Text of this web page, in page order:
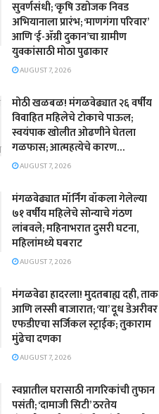
सुवर्णसंधी; ‘कृषि उद्योजक निवड
अभियानाला प्रारंभ; ‘माणगंगा परिवार’
आणि ‘ई-ॲग्री दुकान’चा ग्रामीण
युवकांसाठी मोठा पुढाकार
AUGUST 7, 2026
मोठी खळबळ! मंगळवेढ्यात २६ वर्षीय
विवाहित महिलेचे टोकाचे पाऊल;
स्वयंपाक खोलीत ओढणीने घेतला
गळफास; आत्महत्येचे कारण…
AUGUST 7, 2026
मंगळवेढ्यात मॉर्निंग वॉकला गेलेल्या
७१ वर्षीय महिलेचे सोन्याचे गंठण
लांबवले; महिनाभरात दुसरी घटना,
महिलांमध्ये घबराट
AUGUST 7, 2026
​मंगळवेढा हादरला! मुदतबाह्य दही, ताक
आणि लस्सी बाजारात; ‘या’ दूध डेअरीवर
एफडीएचा सर्जिकल स्ट्राईक; ​तुकाराम
मुंढेचा दणका
AUGUST 7, 2026
स्वप्नातील घरासाठी नागरिकांची तुफान
पसंती; ‘दामाजी सिटी’ ठरतेय